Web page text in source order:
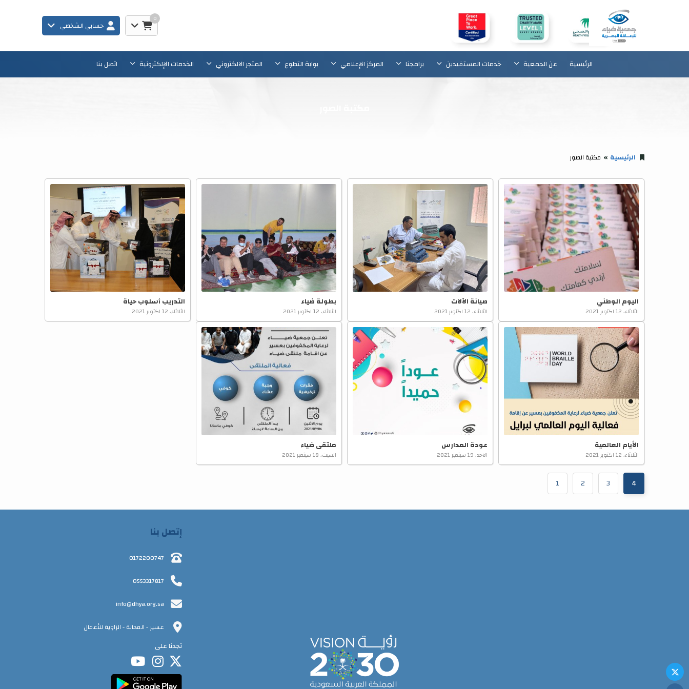
0
حسابي الشخصي
الرئيسية عن الجمعية خدمات المستفيدين برامجنا المركز الإعلامي بوابة التطوع المتجر الالكتروني الخدمات الإلكترونية اتصل بنا
الرئيسية مكتبة الصور
اليوم الوطني
الثلاثاء، 12 اكتوبر 2021
صيانة الآلات
الثلاثاء، 12 اكتوبر 2021
بطولة ضياء
الثلاثاء، 12 اكتوبر 2021
التدريب أسلوب حياة
الثلاثاء، 12 اكتوبر 2021
الأيام العالمية
الثلاثاء، 12 اكتوبر 2021
عودة المدارس
الاحد، 19 سبتمبر 2021
ملتقى ضياء
السبت، 18 سبتمبر 2021
1 2 3 4
إتصل بنا
0172200747
0553317817
info@dhya.org.sa
عسير - المحالة - الزاوية للأعمال
تجدنا على